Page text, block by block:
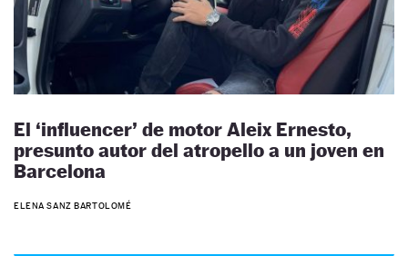
El ‘influencer’ de motor Aleix Ernesto,
presunto autor del atropello a un joven en
Barcelona
ELENA SANZ BARTOLOMÉ